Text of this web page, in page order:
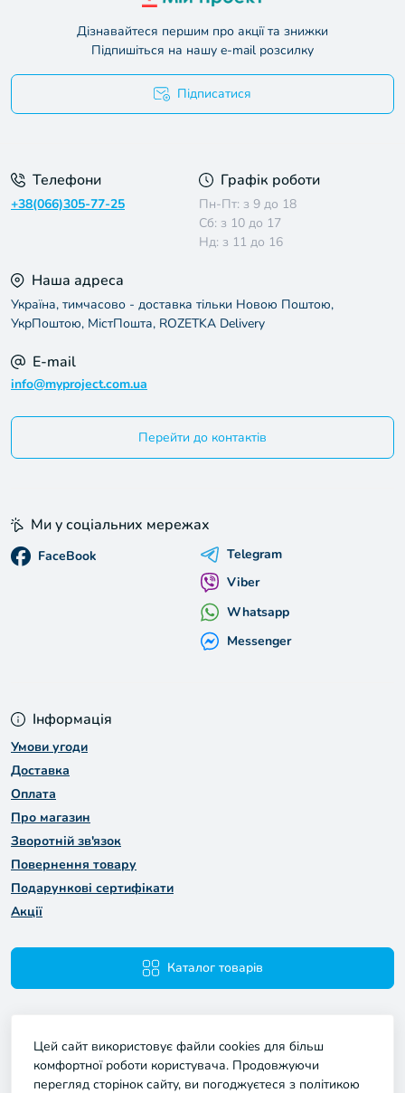
Дізнавайтеся першим про акції та знижки
Підпишіться на нашу e-mail розсилку
Підписатися
Телефони
+38(066)305-77-25
Графік роботи
Пн-Пт: з 9 до 18
Сб: з 10 до 17
Нд: з 11 до 16
Наша адреса
Україна, тимчасово - доставка тільки Новою Поштою,
УкрПоштою, МістПошта, ROZETKA Delivery
E-mail
info@myproject.com.ua
Перейти до контактів
Інформація
Умови угоди
Доставка
Оплата
Про магазин
Зворотній зв'язок
Повернення товару
Подарункові сертифікати
Акції
Каталог товарів
Ми у соціальних мережах
FaceBook
Telegram
Viber
Whatsapp
Messenger
Цей сайт використовує файли cookies для більш
комфортної роботи користувача. Продовжуючи
перегляд сторінок сайту, ви погоджуєтеся з політикою